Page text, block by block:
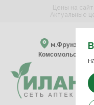
Комсомольский
Цены на
Актуальные